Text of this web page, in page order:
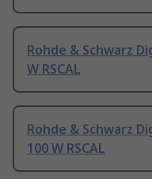
Rohde & Schwarz
W RSCAL
Rohde & Schwarz
100 W RSCAL